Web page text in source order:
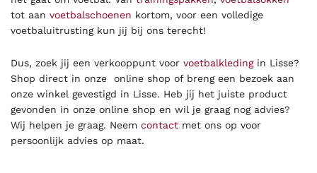
tot aan voetbalschoenen kortom, voor een volledige
voetbaluitrusting kun jij bij ons terecht!
Dus, zoek jij een verkooppunt voor voetbalkledingin Lisse?
Shop direct in onze online shop of breng een bezoek aan
onze winkel gevestigd in Lisse. Heb jij het juiste product
gevonden in onze online shop en wil je graag nog advies?
Wij helpen je graag. Neem contact met ons op voor
persoonlijk advies op maat.